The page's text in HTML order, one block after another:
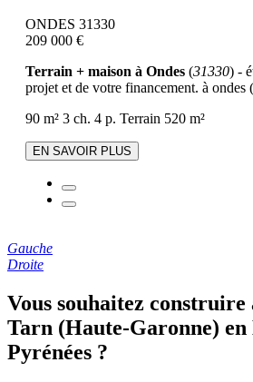
ONDES 31330
209 000 €
Terrain + maison à Ondes (31330) -
projet et de votre financement. à ondes
90 m² 3 ch. 4 p. Terrain 520 m²
EN SAVOIR PLUS
Gauche
Droite
Vous souhaitez construire
Tarn (Haute-Garonne)
Pyrénées ?